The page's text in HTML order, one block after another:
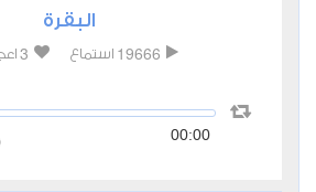
البقرة
19666 استماع 3
00:00